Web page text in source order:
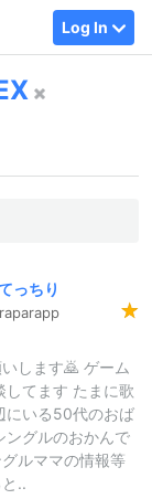
Log In
っちり
します🙇 ゲーム
してます たまに歌
にいる50代のおば
ングルのおかんで
ルママの情報等
..